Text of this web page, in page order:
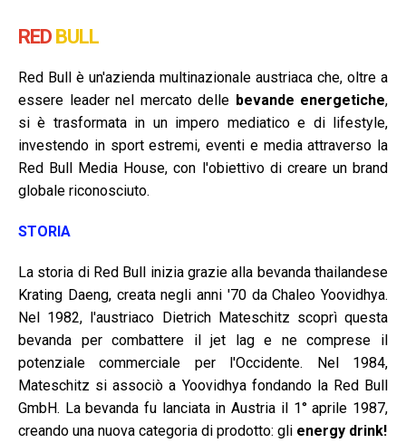
RED BULL
Red Bull è un'azienda multinazionale austriaca che, oltre a
essere leader nel mercato delle bevande energetiche,
si è trasformata in un impero mediatico e di lifestyle,
investendo in sport estremi, eventi e media attraverso la
Red Bull Media House, con l'obiettivo di creare un brand
globale riconosciuto.
STORIA
La storia di Red Bull inizia grazie alla bevanda thailandese
Krating Daeng, creata negli anni '70 da Chaleo Yoovidhya.
Nel 1982, l'austriaco Dietrich Mateschitz scoprì questa
bevanda per combattere il jet lag e ne comprese il
potenziale commerciale per l'Occidente. Nel 1984,
Mateschitz si associò a Yoovidhya fondando la Red Bull
GmbH. La bevanda fu lanciata in Austria il 1° aprile 1987,
creando una nuova categoria di prodotto: gli energy drink!